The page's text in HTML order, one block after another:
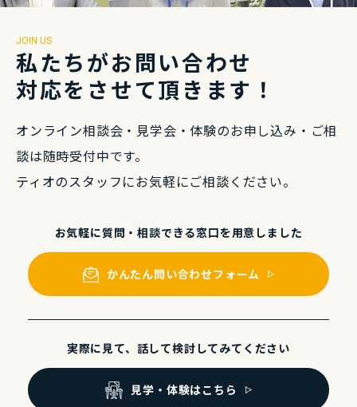
JOIN US
私たちがお問い合わせ
対応をさせて頂きます！
オンライン相談会・⾒学会・体験のお申し込み・ ご相
談は随時受付中です。
ティオのスタッフにお気軽にご相談ください。
お気軽に質問・相談できる窓⼝を⽤意しました
かんたん問い合わせフォーム
実際に⾒て、話して検討してみてください
⾒学・体験はこちら